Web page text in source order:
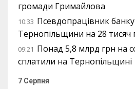
громади Гримайлова
10:33 Псевдопрацівник
Тернопільщини на 28 тисяч
09:21 Понад 5,8 млрд грн на
сплатили на Тернопільщині
7 Серпня